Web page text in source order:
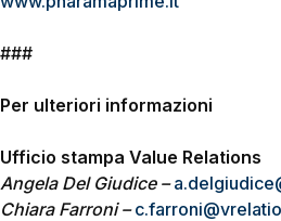
###
Per ulteriori informazioni
Ufficio stampa Value Relations
Angela Del Giudice –
Chiara Farroni –